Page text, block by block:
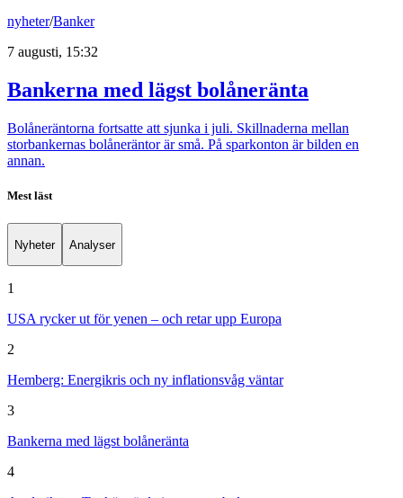
nyheter/Banker
7 augusti, 15:32
Bankerna med lägst bolåneränta
Bolåneräntorna fortsatte att sjunka i juli. Skillnaderna mellan
storbankernas bolåneräntor är små. På sparkonton är bilden en
annan.
Mest läst
Nyheter Analyser
1
USA rycker ut för yenen – och retar upp Europa
2
Hemberg: Energikris och ny inflationsvåg väntar
3
Bankerna med lägst bolåneränta
4